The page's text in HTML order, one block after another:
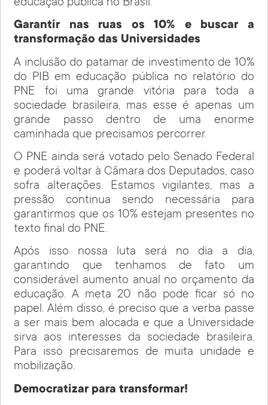
educação pública no Brasil.
Garantir nas ruas os 10% e buscar a
transformação das Universidades
A inclusão do patamar de investimento de 10%
do PIB em educação pública no relatório do
PNE foi uma grande vitória para toda a
sociedade brasileira, mas esse é apenas um
grande passo dentro de uma enorme
caminhada que precisamos percorrer.
O PNE ainda será votado pelo Senado Federal
e poderá voltar à Câmara dos Deputados, caso
sofra alterações. Estamos vigilantes, mas a
pressão continua sendo necessária para
garantirmos que os 10% estejam presentes no
texto final do PNE.
Após isso nossa luta será no dia a dia,
garantindo que tenhamos de fato um
considerável aumento anual no orçamento da
educação. A meta 20 não pode ficar só no
papel. Além disso, é preciso que a verba passe
a ser mais bem alocada e que a Universidade
sirva aos interesses da sociedade brasileira.
Para isso precisaremos de muita unidade e
mobilização.
Democratizar para transformar!